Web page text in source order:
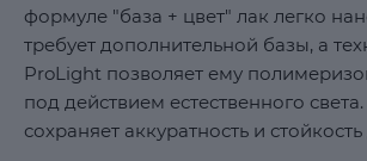
формуле "база + цвет" лак легко
требует дополнительной базы, а
ProLight позволяет ему
под действием естественного
сохраняет аккуратность и